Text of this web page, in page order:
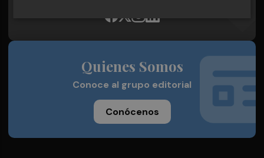
Quienes Somos
Conoce al grupo editorial
Conócenos